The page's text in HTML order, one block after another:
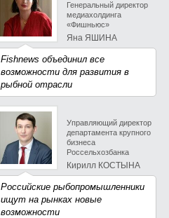
Генеральный директор
медиахолдинга
«Фишньюс»
Яна ЯШИНА
Fishnews объединил все
возможности для развития в
рыбной отрасли
Управляющий директор
департамента крупного
бизнеса
Россельхозбанка
Кирилл КОСТЫНА
Российские рыбопромышленники
ищут на рынках новые
возможности